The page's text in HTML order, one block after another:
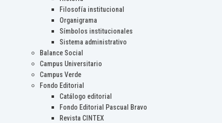
Filosofía institucional
Organigrama
Símbolos institucionales
Sistema administrativo
Balance Social
Campus Universitario
Campus Verde
Fondo Editorial
Catálogo editorial
Fondo Editorial Pascual Bravo
Revista CINTEX